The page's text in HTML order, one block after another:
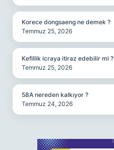
Korece dongsaeng ne demek ?
Temmuz 25, 2026
Kefillik icraya itiraz edebilir mi ?
Temmuz 25, 2026
58A nereden kalkıyor ?
Temmuz 24, 2026